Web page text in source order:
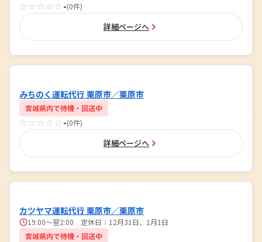
☆☆☆☆☆ -(0件)
詳細ページへ
みちのく運転代行 栗原市／栗原市
宮城県内で待機・回送中
☆☆☆☆☆ -(0件)
詳細ページへ
カツヤマ運転代行 栗原市／栗原市
19:00～翌2:00 定休日：12月31日、1月1日
宮城県内で待機・回送中